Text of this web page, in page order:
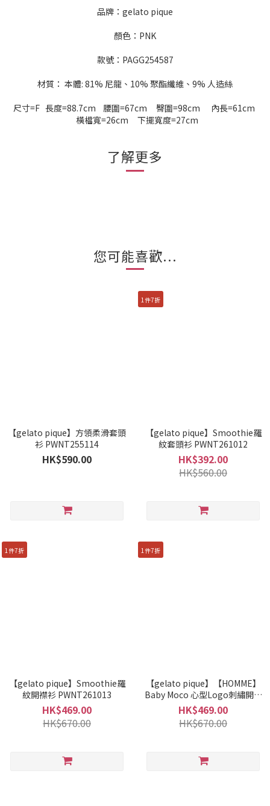
品牌：gelato pique
顏色：PNK
款號：PAGG254587
材質： 本體: 81% 尼龍、10% 聚酯纖維、9% 人造絲
尺寸=F 長度=88.7cm 腰圍=67cm 臀圍=98cm 內長=61cm
橫檔寬=26cm 下擺寬度=27cm
了解更多
您可能喜歡...
【gelato pique】方領柔滑套頭
衫 PWNT255114
HK$590.00
1件7折
【gelato pique】Smoothie羅
紋套頭衫 PWNT261012
HK$392.00
HK$560.00
1件7折
【gelato pique】Smoothie羅
紋開襟衫 PWNT261013
HK$469.00
HK$670.00
1件7折
【gelato pique】【HOMME】
Baby Moco 心型Logo刺繡開襟
衫 PMNT261935
HK$469.00
HK$670.00